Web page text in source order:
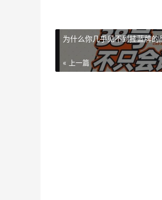
为什么你几乎见不到挂蓝牌的
« 上一篇